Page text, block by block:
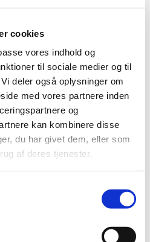
cookies
vores indhold og
til sociale medier og til
deler også oplysninger om
med vores partnere inden
og
kan kombinere disse
du har givet dem, eller som
af deres tjenester.